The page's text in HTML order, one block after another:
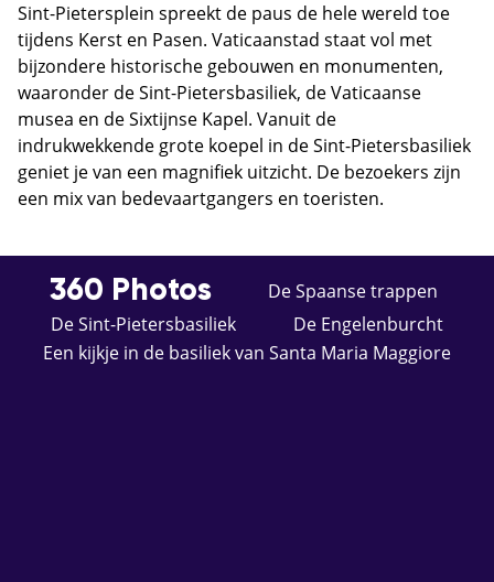
Sint-Pietersplein spreekt de paus de hele wereld toe
tijdens Kerst en Pasen. Vaticaanstad staat vol met
bijzondere historische gebouwen en monumenten,
waaronder de Sint-Pietersbasiliek, de Vaticaanse
musea en de Sixtijnse Kapel. Vanuit de
indrukwekkende grote koepel in de Sint-Pietersbasiliek
geniet je van een magnifiek uitzicht. De bezoekers zijn
een mix van bedevaartgangers en toeristen.
360 Photos
De Spaanse trappen
De Sint-Pietersbasiliek
De Engelenburcht
Een kijkje in de basiliek van Santa Maria Maggiore